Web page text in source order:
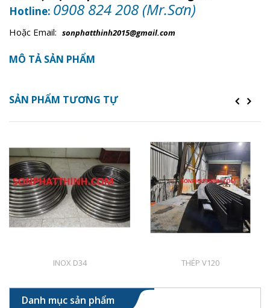
Hotline: 0908 824 208 (Mr.Sơn)
Hoặc Email: sonphatthinh2015@gmail.com
MÔ TẢ SẢN PHẨM
SẢN PHẨM TƯƠNG TỰ
INOX D34 THÉP V120
Danh mục sản phẩm